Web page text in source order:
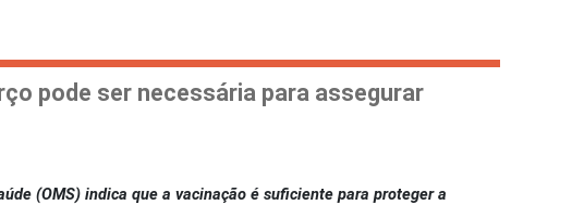
pode ser necessária para assegurar
(OMS) indica que a vacinação é suficiente para proteger a